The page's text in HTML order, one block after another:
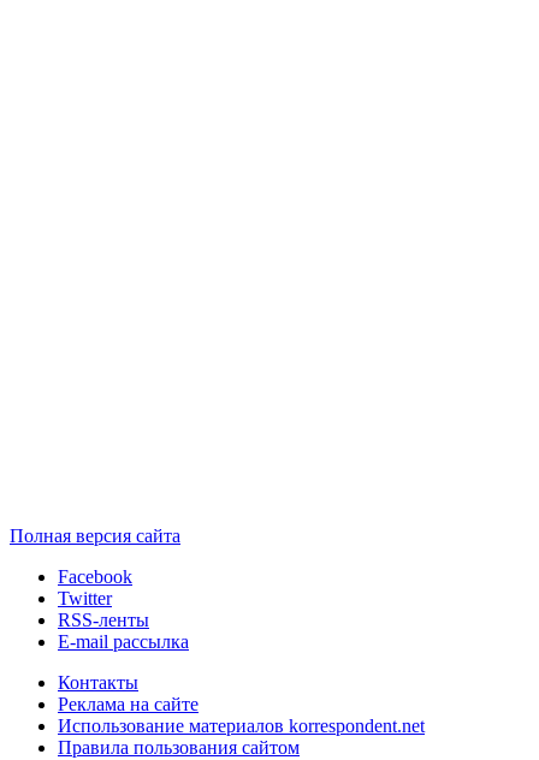
Полная версия сайта
Facebook
Twitter
RSS-ленты
E-mail рассылка
Контакты
Реклама на сайте
Использование материалов korrespondent.net
Правила пользования сайтом